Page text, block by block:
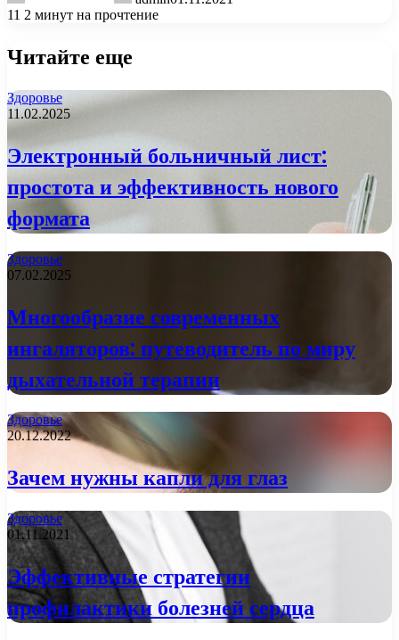
11 2 минут на прочтение
Читайте еще
Здоровье
11.02.2025
Электронный больничный лист:
простота и эффективность нового
формата
Здоровье
07.02.2025
Многообразие современных
ингаляторов: путеводитель по миру
дыхательной терапии
Здоровье
20.12.2022
Зачем нужны капли для глаз
Здоровье
01.11.2021
Эффективные стратегии
профилактики болезней сердца